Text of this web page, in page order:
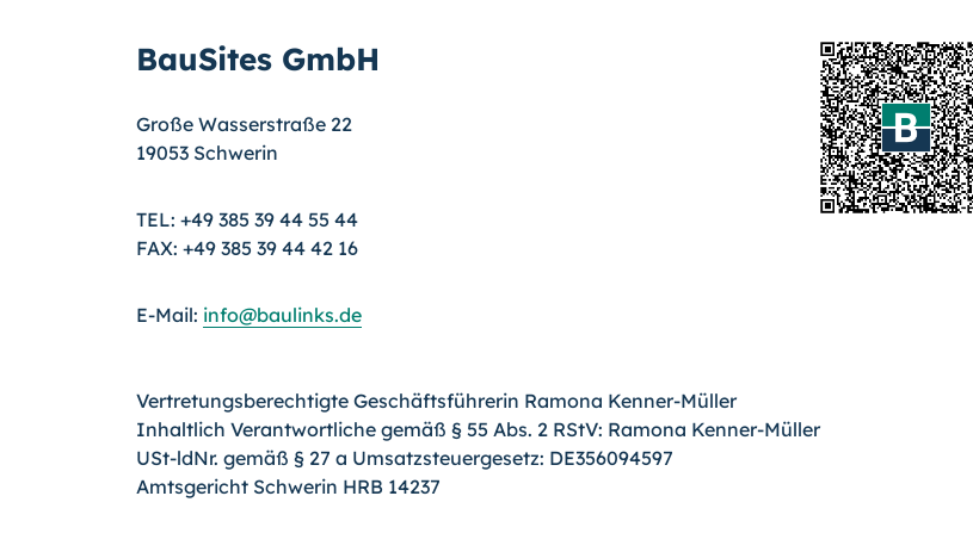
BauSites GmbH
Große Wasserstraße 22
19053 Schwerin
TEL: +49 385 39 44 55 44
FAX: +49 385 39 44 42 16
E-Mail: info@baulinks.de
Vertretungsberechtigte Geschäftsführerin Ramona Kenner-Müller
Inhaltlich Verantwortliche gemäß § 55 Abs. 2 RStV: Ramona Kenner-Müller
USt-ldNr. gemäß § 27 a Umsatzsteuergesetz: DE356094597
Amtsgericht Schwerin HRB 14237